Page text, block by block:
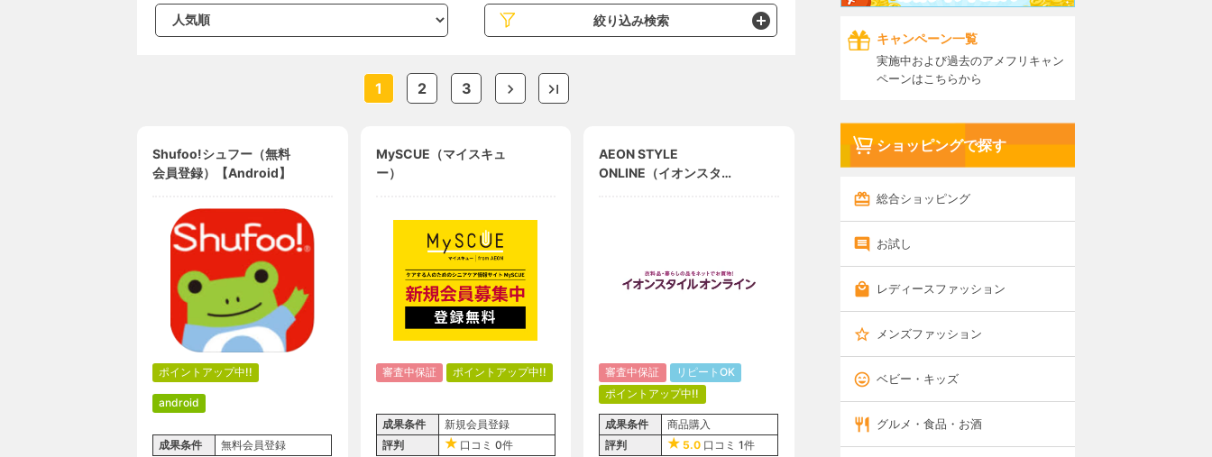
絞り込み検索
1 2 3
Shufoo!シュフー（無料
会員登録）【Android】
ポイントアップ中!!
android
成果条件 無料会員登録
MySCUE（マイスキュ
ー）
審査中保証 ポイントアップ中!!
成果条件
新規会員登録
評判
口コミ 0件
AEON STYLE
ONLINE（イオンスタイ
審査中保証
リピートOK
ポイントアップ中!!
成果条件
商品購入
評判
5.0 口コミ 1件
キャンペーン一覧
実施中および過去のアメフリキャン
ペーンはこちらから
ショッピングで探す
総合ショッピング
お試し
レディースファッション
メンズファッション
ベビー・キッズ
グルメ・食品・お酒